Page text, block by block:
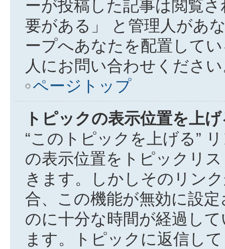
ーが投稿した記事は閲覧
要がある」 と管理人があ
ープへあなたを配置して
人にお問い合わせくださ
ページトップ
トピックの表示位置を上
“このトピックを上げる”
の表示位置をトピックリ
きます。しかしそのリン
合、この機能が無効に設
のに十分な時間が経過し
ます。トピックに返信し